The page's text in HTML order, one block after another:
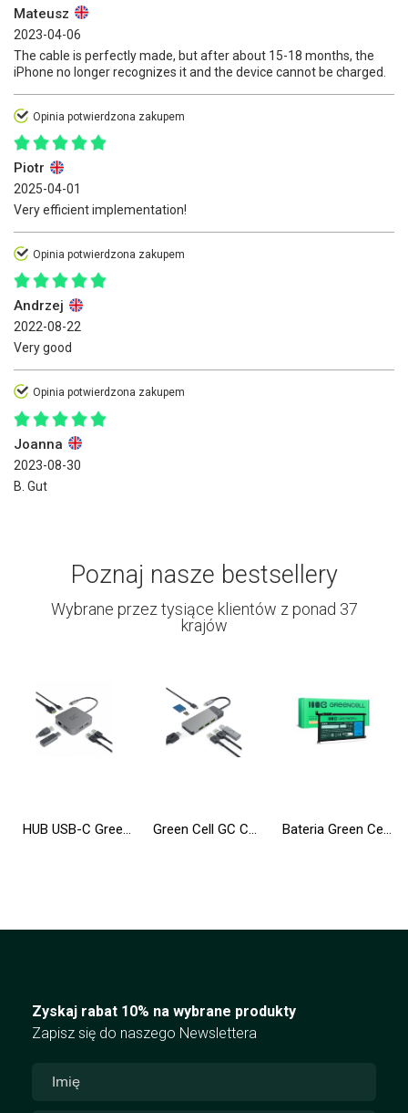
Mateusz
2023-04-06
The cable is perfectly made, but after about 15-18 months, the
iPhone no longer recognizes it and the device cannot be charged.
Opinia potwierdzona zakupem
Piotr
2025-04-01
Very efficient implementation!
Opinia potwierdzona zakupem
Andrzej
2022-08-22
Very good
Opinia potwierdzona zakupem
Joanna
2023-08-30
B. Gut
Poznaj nasze bestsellery
Wybrane przez tysiące klientów z ponad 37
krajów
HUB USB-C Green Cell 6w1 (USB 3.0 HDMI Ethernet USB-C) Adapter do Apple MacBook, Dell XPS, Asus ZenBook i innych Green Cell GC Connect HUB USB-C PD 85W 7w1 3xUSB-A 3.1 HDMI 4K 60Hz SD microSD do Apple MacBook M1/M2, Lenovo X1, Asus, Dell XPS Bateria Green Cell WDX0R WDXOR do Dell Inspiron 13 5368 5378 5379 14 5482 15 5565 5567 5568 5570 5578 5579 7560 7570
Zyskaj rabat 10% na wybrane produkty
Zapisz się do naszego Newslettera